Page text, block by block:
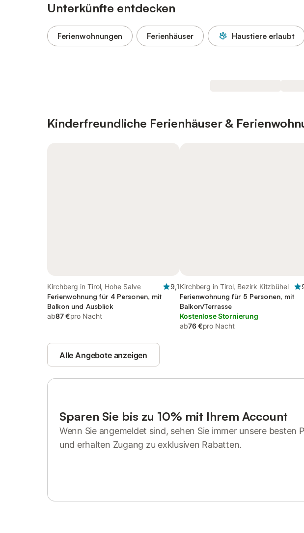
Unterkünfte entdecken
Ferienwohnungen Ferienhäuser Haustiere erlaubt
Kinderfreundliche Ferienhäuser &
Kirchberg in Tirol, Hohe Salve
9,1
Ferienwohnung für 4 Personen, mit
Balkon und Ausblick
ab87 €pro Nacht
Kirchberg in Tirol, Bezirk Kitzbühel
Ferienwohnung für 5 Personen, mit
Balkon/Terrasse
Kostenlose Stornierung
ab76 €pro Nacht
Alle Angebote anzeigen
Sparen Sie bis zu 10% mit Ihrem Account
Wenn Sie angemeldet sind, sehen Sie immer unsere besten
und erhalten Zugang zu exklusiven Rabatten.